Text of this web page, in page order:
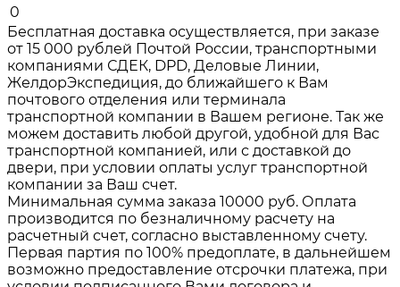
0
Бесплатная доставка осуществляется, при заказе
от 15 000 рублей Почтой России, транспортными
компаниями СДЕК, DPD, Деловые Линии,
ЖелдорЭкспедиция, до ближайшего к Вам
почтового отделения или терминала
транспортной компании в Вашем регионе. Так же
можем доставить любой другой, удобной для Вас
транспортной компанией, или с доставкой до
двери, при условии оплаты услуг транспортной
компании за Ваш счет.
Минимальная сумма заказа 10000 руб. Оплата
производится по безналичному расчету на
расчетный счет, согласно выставленному счету.
Первая партия по 100% предоплате, в дальнейшем
возможно предоставление отсрочки платежа, при